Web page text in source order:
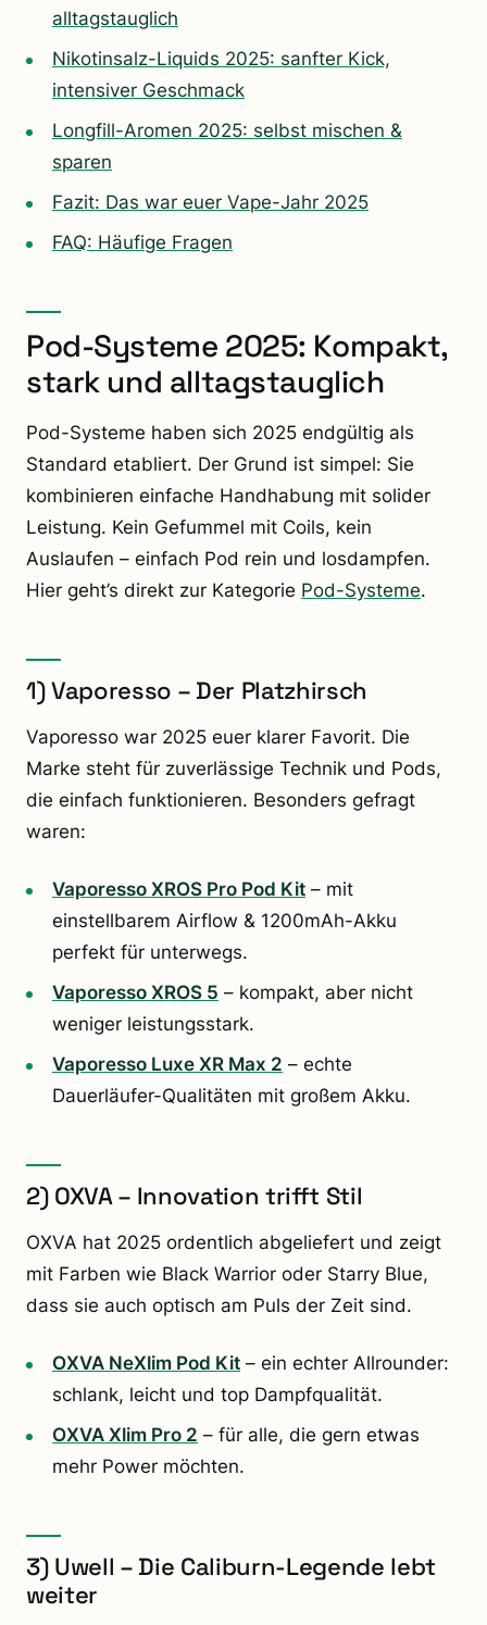
alltagstauglich
Nikotinsalz-Liquids 2025: sanfter Kick,
intensiver Geschmack
Longfill-Aromen 2025: selbst mischen &
sparen
Fazit: Das war euer Vape-Jahr 2025
FAQ: Häufige Fragen
Pod-Systeme 2025: Kompakt,
stark und alltagstauglich
Pod-Systeme haben sich 2025 endgültig als
Standard etabliert. Der Grund ist simpel: Sie
kombinieren einfache Handhabung mit solider
Leistung. Kein Gefummel mit Coils, kein
Auslaufen – einfach Pod rein und losdampfen.
Hier geht’s direkt zur Kategorie Pod-Systeme.
1) Vaporesso – Der Platzhirsch
Vaporesso war 2025 euer klarer Favorit. Die
Marke steht für zuverlässige Technik und Pods,
die einfach funktionieren. Besonders gefragt
waren:
Vaporesso XROS Pro Pod Kit – mit
einstellbarem Airflow & 1200mAh-Akku
perfekt für unterwegs.
Vaporesso XROS 5 – kompakt, aber nicht
weniger leistungsstark.
Vaporesso Luxe XR Max 2 – echte
Dauerläufer-Qualitäten mit großem Akku.
2) OXVA – Innovation trifft Stil
OXVA hat 2025 ordentlich abgeliefert und zeigt
mit Farben wie Black Warrior oder Starry Blue,
dass sie auch optisch am Puls der Zeit sind.
OXVA NeXlim Pod Kit – ein echter Allrounder:
schlank, leicht und top Dampfqualität.
OXVA Xlim Pro 2 – für alle, die gern etwas
mehr Power möchten.
3) Uwell – Die Caliburn-Legende lebt
weiter